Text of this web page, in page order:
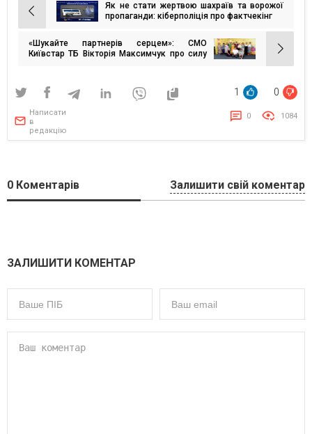
Навігація
записів
Як не стати жертвою шахраїв та ворожої
пропаганди: кіберполіція про фактчекінг
«Шукайте партнерів серцем»: СМО
Київстар ТБ Вікторія Максимчук про силу
1 0
Написати
в
редакцію
0 1084
0 Коментарів Залишити свій коментар
ЗАЛИШИТИ КОМЕНТАР